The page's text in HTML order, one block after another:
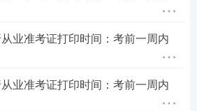
从业准考证打印入口在哪里？
业准考证可于考前1周内登录
业准考证打印时间：考前一周内
业准考证打印时间：考前一周内